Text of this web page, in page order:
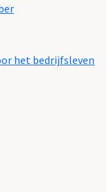
het bedrijfsleven